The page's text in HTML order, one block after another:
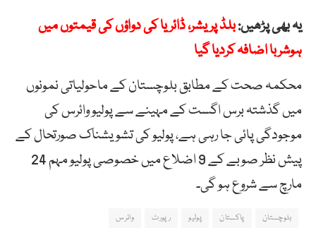
یہ بھی پڑھیں:بلڈ پریشر، ڈائریا کی دواؤں کی قیمتوں میں
ہوشربا اضافہ کردیا گیا
محکمہ صحت کے مطابق بلوچستان کے ماحولیاتی نمونوں
میں گذشتہ برس اگست کے مہینے سے پولیو وائرس کی
موجودگی پائی جا رہی ہے، پولیو کی تشویشناک صورتحال کے
پیش نظر صوبے کے 9 اضلاع میں خصوصی پولیو مہم 24
مارچ سے شروع ہو گی۔
بلوچستان پاکستان پولیو رپورٹ وائرس